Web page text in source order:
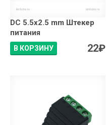
DC 5.5x2.5 mm Штекер
питания
В КОРЗИНУ 22₽